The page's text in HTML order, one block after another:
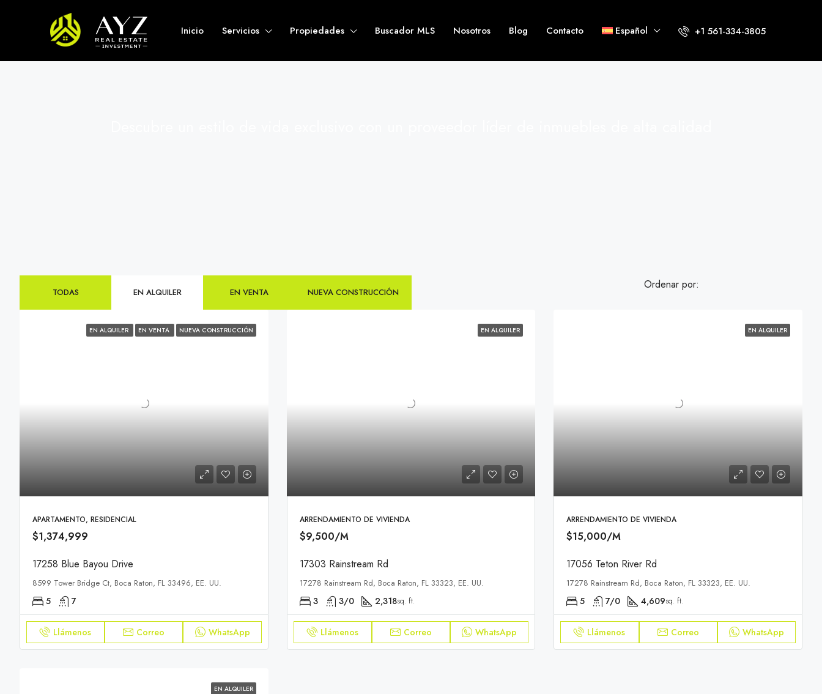
Inicio Servicios Propiedades Buscador MLS Nosotros Blog Contacto Español +1 561-334-3805
TODAS EN ALQUILER EN VENTA NUEVA CONSTRUCCIÓN
Ordenar por:
EN ALQUILER EN VENTA NUEVA CONSTRUCCIÓN
APARTAMENTO, RESIDENCIAL
$1,374,999
17258 Blue Bayou Drive
8599 Tower Bridge Ct, Boca Raton, FL 33496, EE. UU.
5 7
Llámenos Correo WhatsApp
EN ALQUILER
ARRENDAMIENTO DE VIVIENDA
$9,500/M
17303 Rainstream Rd
17278 Rainstream Rd, Boca Raton, FL 33323, EE. UU.
3 3/0 2,318sq. ft.
Llámenos Correo WhatsApp
EN ALQUILER
ARRENDAMIENTO DE VIVIENDA
$15,000/M
17056 Teton River Rd
17278 Rainstream Rd, Boca Raton, FL 33323, EE. UU.
5 7/0 4,609sq. ft.
Llámenos Correo WhatsApp
EN ALQUILER